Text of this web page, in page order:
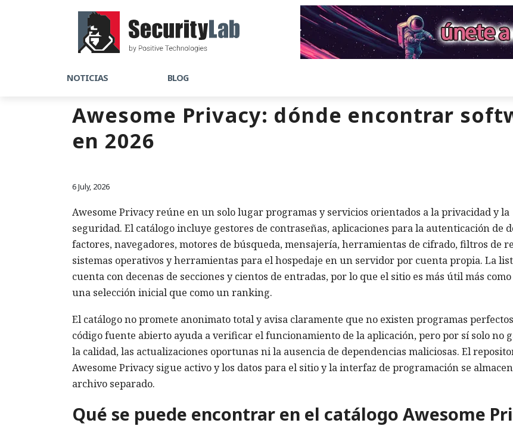
NOTICIAS BLOG
Awesome Privacy: dónde encontrar
en 2026
6 July, 2026
Awesome Privacy reúne en un solo lugar programas y servicios orientados a la privacidad y la
seguridad. El catálogo incluye gestores de contraseñas, aplicaciones para la autenticación de
factores, navegadores, motores de búsqueda, mensajería, herramientas de cifrado, filtros de
sistemas operativos y herramientas para el hospedaje en un servidor por cuenta propia. La
cuenta con decenas de secciones y cientos de entradas, por lo que el sitio es más útil más
una selección inicial que como un ranking.
El catálogo no promete anonimato total y avisa claramente que no existen programas
código fuente abierto ayuda a verificar el funcionamiento de la aplicación, pero por sí solo no
la calidad, las actualizaciones oportunas ni la ausencia de dependencias maliciosas. El
Awesome Privacy sigue activo y los datos para el sitio y la interfaz de programación se
archivo separado.
Qué se puede encontrar en el catálogo Awesome